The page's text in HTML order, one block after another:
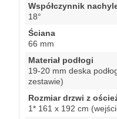
Współczynnik
18°
Ściana
66 mm
Materiał podłogi
19-20 mm deska
zestawie)
Rozmiar drzwi z
1* 161 x 192 cm